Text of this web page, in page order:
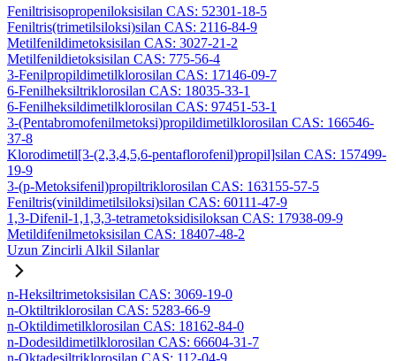
Feniltrisisopropeniloksisilan CAS: 52301-18-5
Feniltris(trimetilsiloksi)silan CAS: 2116-84-9
Metilfenildimetoksisilan CAS: 3027-21-2
Metilfenildietoksisilan CAS: 775-56-4
3-Fenilpropildimetilklorosilan CAS: 17146-09-7
6-Fenilheksiltriklorosilan CAS: 18035-33-1
6-Fenilheksildimetilklorosilan CAS: 97451-53-1
3-(Pentabromofenilmetoksi)propildimetilklorosilan CAS: 166546-
37-8
Klorodimetil[3-(2,3,4,5,6-pentaflorofenil)propil]silan CAS: 157499-
19-9
3-(p-Metoksifenil)propiltriklorosilan CAS: 163155-57-5
Feniltris(vinildimetilsiloksi)silan CAS: 60111-47-9
1,3-Difenil-1,1,3,3-tetrametoksidisiloksan CAS: 17938-09-9
Metildifenilmetoksisilan CAS: 18407-48-2
Uzun Zincirli Alkil Silanlar
n-Heksiltrimetoksisilan CAS: 3069-19-0
n-Oktiltriklorosilan CAS: 5283-66-9
n-Oktildimetilklorosilan CAS: 18162-84-0
n-Dodesildimetilklorosilan CAS: 66604-31-7
n-Oktadesiltriklorosilan CAS: 112-04-9